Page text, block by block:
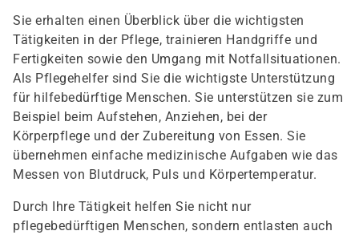
Sie erhalten einen Überblick über die wichtigsten
Tätigkeiten in der Pflege, trainieren Handgriffe und
Fertigkeiten sowie den Umgang mit Notfallsituationen.
Als Pflegehelfer sind Sie die wichtigste Unterstützung
für hilfebedürftige Menschen. Sie unterstützen sie zum
Beispiel beim Aufstehen, Anziehen, bei der
Körperpflege und der Zubereitung von Essen. Sie
übernehmen einfache medizinische Aufgaben wie das
Messen von Blutdruck, Puls und Körpertemperatur.
Durch Ihre Tätigkeit helfen Sie nicht nur
pflegebedürftigen Menschen, sondern entlasten auch